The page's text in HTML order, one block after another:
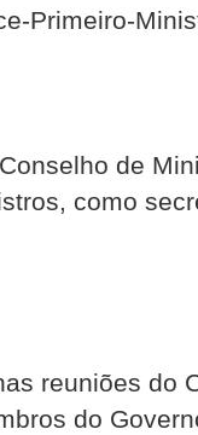
Primeiro-
de
como
reuniões do
do